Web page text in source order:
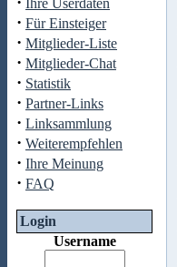
Ihre Userdaten
· Für Einsteiger
· Mitglieder-Liste
· Mitglieder-Chat
· Statistik
· Partner-Links
· Linksammlung
· Weiterempfehlen
· Ihre Meinung
· FAQ
Login
Username